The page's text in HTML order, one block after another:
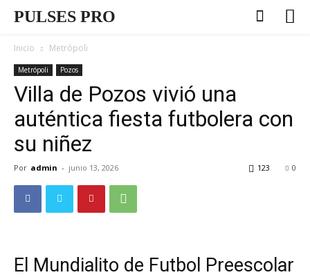
PULSES PRO
Inicio Metrópoli
Metrópoli Pozos
Villa de Pozos vivió una
auténtica fiesta futbolera con
su niñez
Por admin - junio 13, 2026 0
123
El Mundialito de Futbol Preescolar